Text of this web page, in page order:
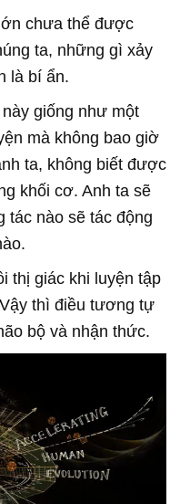
chưa thể được
ta, những gì xảy
là bí ẩn.
giống như một
mà không bao giờ
ta, không biết được
khối cơ. Anh ta sẽ
tác nào sẽ tác động
thị giác khi luyện tập
thì điều tương tự
bộ và nhận thức.